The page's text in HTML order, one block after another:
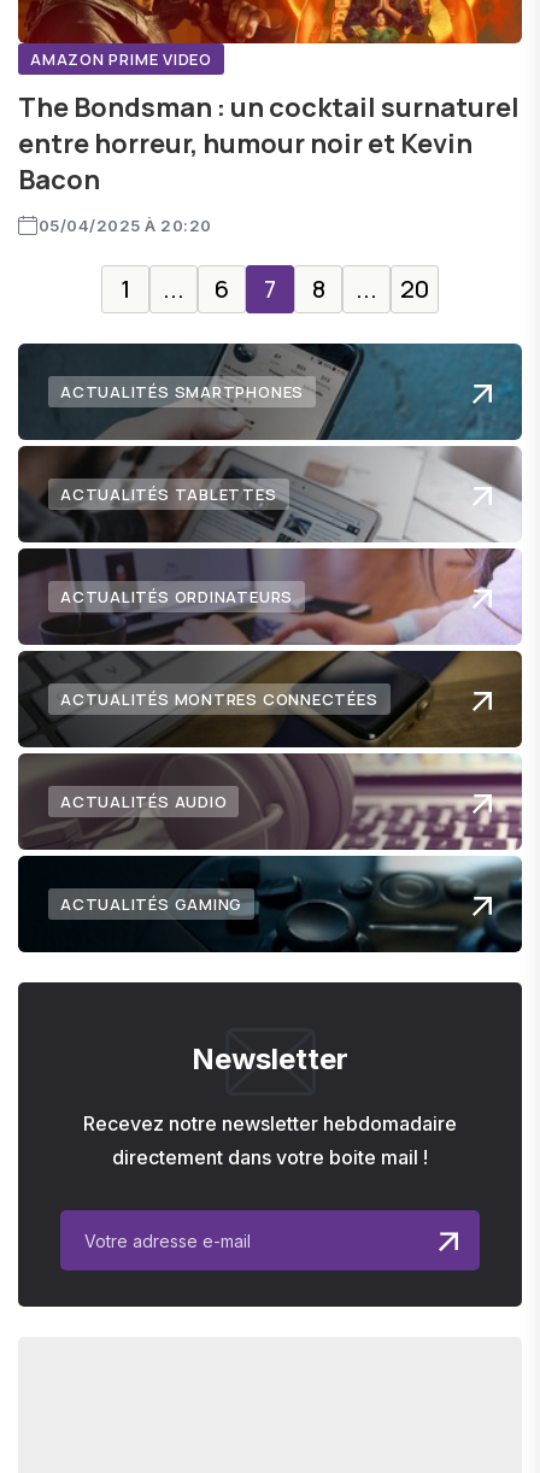
AMAZON PRIME VIDEO
The Bondsman : un cocktail surnaturel
entre horreur, humour noir et Kevin
Bacon
05/04/2025 À 20:20
1 ... 6 7 8 ... 20
ACTUALITÉS SMARTPHONES
ACTUALITÉS TABLETTES
ACTUALITÉS ORDINATEURS
ACTUALITÉS MONTRES CONNECTÉES
ACTUALITÉS AUDIO
ACTUALITÉS GAMING
Newsletter
Recevez notre newsletter hebdomadaire
directement dans votre boite mail !